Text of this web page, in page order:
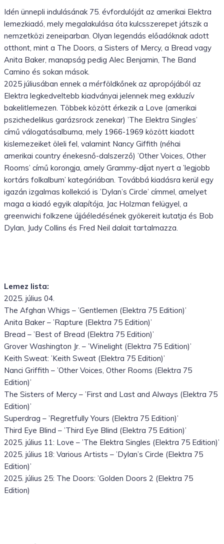
Idén ünnepli indulásának 75. évfordulóját az amerikai Elektra
lemezkiadó, mely megalakulása óta kulcsszerepet játszik a
nemzetközi zeneiparban. Olyan legendás előadóknak adott
otthont, mint a The Doors, a Sisters of Mercy, a Bread vagy
Anita Baker, manapság pedig Alec Benjamin, The Band
Camino és sokan mások.
2025 júliusában ennek a mérföldkőnek az apropójából az
Elektra legkedveltebb kiadványai jelennek meg exkluzív
bakelitlemezen. Többek között érkezik a Love (amerikai
pszichedelikus garázsrock zenekar) ’The Elektra Singles’
című válogatásalbuma, mely 1966-1969 között kiadott
kislemezeiket öleli fel, valamint Nancy Giffith (néhai
amerikai country énekesnő-dalszerző) ’Other Voices, Other
Rooms’ című korongja, amely Grammy-díjat nyert a ’legjobb
kortárs folkalbum’ kategóriában. Továbbá kiadásra kerül egy
igazán izgalmas kollekció is ’Dylan’s Circle’ címmel, amelyet
maga a kiadó egyik alapítója, Jac Holzman felügyel, a
greenwichi folkzene újjáéledésének gyökereit kutatja és Bob
Dylan, Judy Collins és Fred Neil dalait tartalmazza.
Lemez lista:
2025. július 04.
The Afghan Whigs – ’Gentlemen (Elektra 75 Edition)’
Anita Baker – ’Rapture (Elektra 75 Edition)’
Bread – ’Best of Bread (Elektra 75 Edition)’
Grover Washington Jr. – ’Winelight (Elektra 75 Edition)’
Keith Sweat: ’Keith Sweat (Elektra 75 Edition)’
Nanci Griffith – ’Other Voices, Other Rooms (Elektra 75
Edition)’
The Sisters of Mercy – ’First and Last and Always (Elektra 75
Edition)’
Superdrag – ’Regretfully Yours (Elektra 75 Edition)’
Third Eye Blind – ’Third Eye Blind (Elektra 75 Edition)’
2025. július 11: Love – ’The Elektra Singles (Elektra 75 Edition)’
2025. július 18: Various Artists – ’Dylan’s Circle (Elektra 75
Edition)’
2025. július 25: The Doors: ’Golden Doors 2 (Elektra 75
Edition)